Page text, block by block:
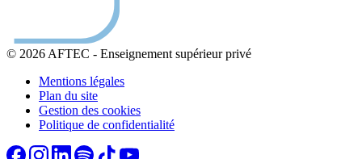
© 2026 AFTEC - Enseignement supérieur privé
Mentions légales
Plan du site
Gestion des cookies
Politique de confidentialité